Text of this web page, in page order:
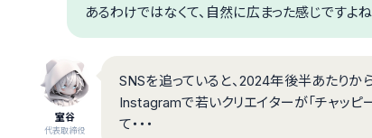
あるわけではなくて、自然に広まった感じですよね
室谷
代表取締役
SNSを追っていると、2024年後半あたり
Instagramで若いクリエイターが「チャッピ
て・・・